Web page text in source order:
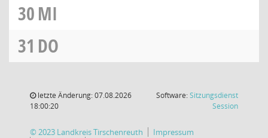
30MI
31 DO
letzte Änderung: 07.08.2026
18:00:20
Software:Sitzungsdienst
Session(Wird in
© 2023 Landkreis Tirschenreuth
Impressum